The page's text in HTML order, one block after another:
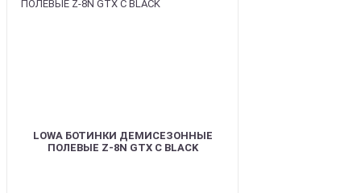
LOWA БОТИНКИ ДЕМИСЕЗОННЫЕ
ПОЛЕВЫЕ Z-8N GTX C BLACK